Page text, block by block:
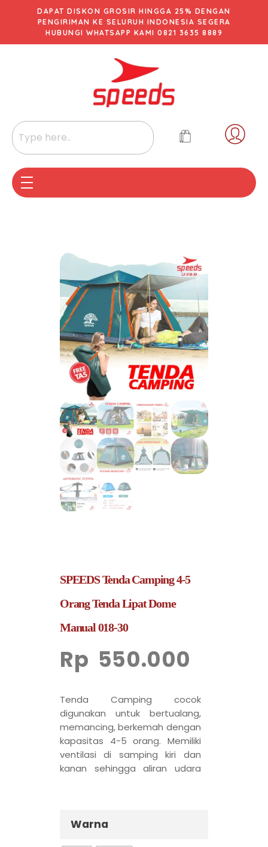
DAPAT DISKON GROSIR HINGGA 25% DENGAN
PENGIRIMAN KE SELURUH INDONESIA SEGERA
HUBUNGI WHATSAPP KAMI 0821 3635 8889
SPEEDS Tenda Camping 4-5
Orang Tenda Lipat Dome
Manual 018-30
Rp 550.000
Tenda Camping cocok
digunakan untuk bertualang,
memancing, berkemah dengan
kapasitas 4-5 orang. Memiliki
ventilasi di samping kiri dan
kanan sehingga aliran udara
Warna